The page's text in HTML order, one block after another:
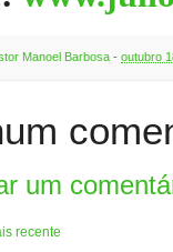
Manoel Barbosa - outubro
um
recente